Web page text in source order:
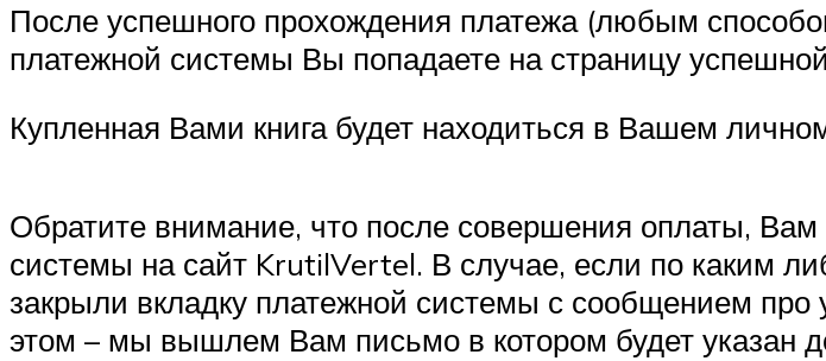
После успешного прохождения платежа (любым
платежной системы Вы попадаете на страницу
Купленная Вами книга будет находиться в Вашем
Обратите внимание, что после совершения оплаты,
системы на сайт KrutilVertel. В случае, если по каким
закрыли вкладку платежной системы с сообщением
этом – мы вышлем Вам письмо в котором будет указан